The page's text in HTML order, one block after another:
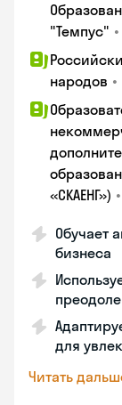
"Темпус" •
народов •
«СКАЕНГ») •
Обучает
бизнеса
для
Читать